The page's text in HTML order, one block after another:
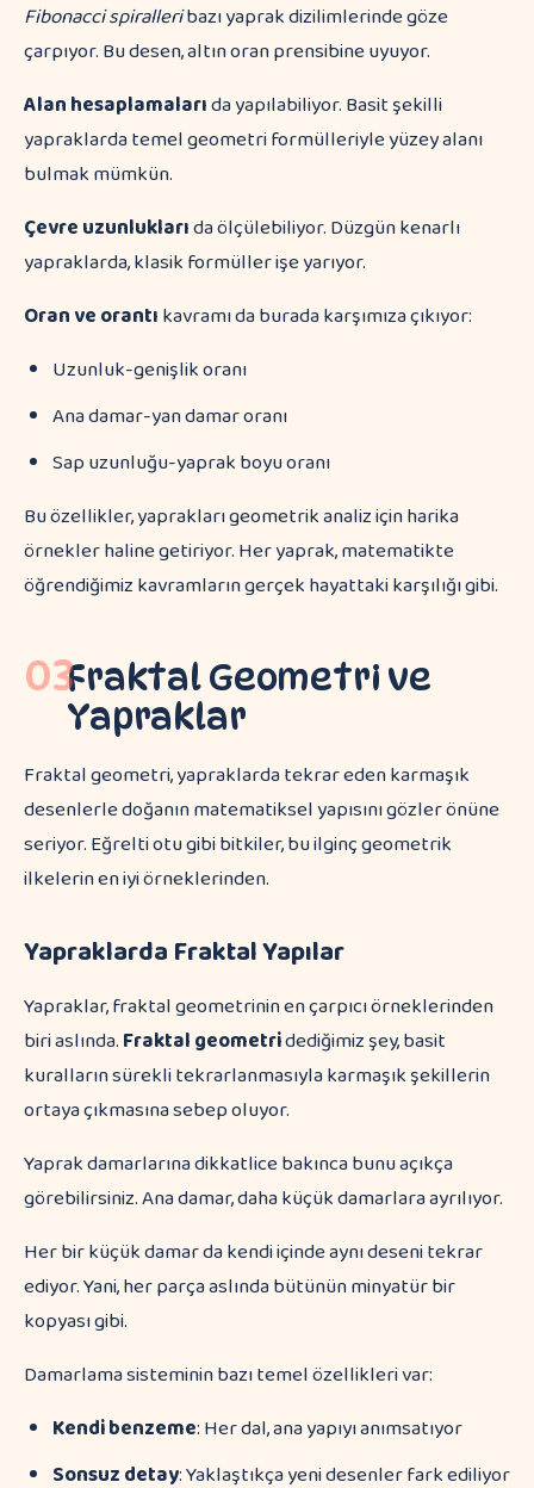
Fibonacci spiralleribazı yaprak dizilimlerinde göze
çarpıyor. Bu desen, altın oran prensibine uyuyor.
Alan hesaplamalarıda yapılabiliyor. Basit şekilli
yapraklarda temel geometri formülleriyle yüzey alanı
bulmak mümkün.
Çevre uzunluklarıda ölçülebiliyor. Düzgün kenarlı
yapraklarda, klasik formüller işe yarıyor.
Oran ve orantıkavramı da burada karşımıza çıkıyor:
Uzunluk-genişlik oranı
Ana damar-yan damar oranı
Sap uzunluğu-yaprak boyu oranı
Bu özellikler, yaprakları geometrik analiz için harika
örnekler haline getiriyor. Her yaprak, matematikte
öğrendiğimiz kavramların gerçek hayattaki karşılığı gibi.
03Fraktal Geometri ve
Yapraklar
Fraktal geometri, yapraklarda tekrar eden karmaşık
desenlerle doğanın matematiksel yapısını gözler önüne
seriyor. Eğrelti otu gibi bitkiler, bu ilginç geometrik
ilkelerin en iyi örneklerinden.
Yapraklarda Fraktal Yapılar
Yapraklar, fraktal geometrinin en çarpıcı örneklerinden
biri aslında.Fraktal geometridediğimiz şey, basit
kuralların sürekli tekrarlanmasıyla karmaşık şekillerin
ortaya çıkmasına sebep oluyor.
Yaprak damarlarına dikkatlice bakınca bunu açıkça
görebilirsiniz. Ana damar, daha küçük damarlara ayrılıyor.
Her bir küçük damar da kendi içinde aynı deseni tekrar
ediyor. Yani, her parça aslında bütünün minyatür bir
kopyası gibi.
Damarlama sisteminin bazı temel özellikleri var:
Kendi benzeme: Her dal, ana yapıyı anımsatıyor
Sonsuz detay: Yaklaştıkça yeni desenler fark ediliyor